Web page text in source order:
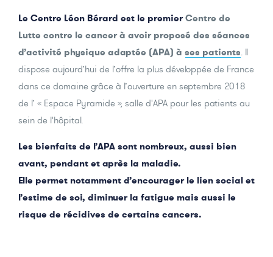
Le Centre Léon Bérard est le premierCentre de
Lutte contre le cancer à avoir proposé des séances
d’activité physique adaptée (APA) à ses patients. Il
dispose aujourd’hui de l’offre la plus développée de France
dans ce domaine grâce à l’ouverture en septembre 2018
de l’ « Espace Pyramide », salle d'APA pour les patients au
sein de l'hôpital.
Les bienfaits de l’APA sont nombreux, aussi bien
avant, pendant et après la maladie.
Elle permet notamment d’encourager le lien social et
l’estime de soi, diminuer la fatigue mais aussi le
risque de récidives de certains cancers.